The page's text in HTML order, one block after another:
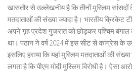
खासतौर से उल्लेखनीय है कि तीनों मुस्लिम
मतदाताओं की संख्या ज्यादा है। भारतीय क्रिकेट
अपने गृह प्रदेश गुजरात को छोड़कर पश्चिम बंगाल
था। पठान ने वर्ष 2024 में इस सीट से कांग्रेस के
इसलिए हराया कि यहां मुस्लिम मतदाताओं की
लगता है कि पीएम मोदी मुस्लिम विरोधी है। ऐसा